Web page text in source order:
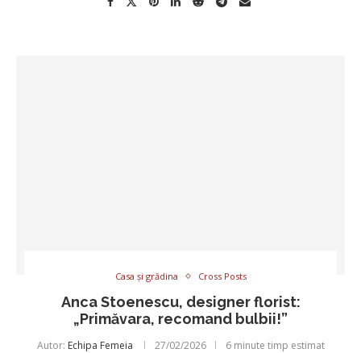
Casa și grădina Cross Posts
Anca Stoenescu, designer florist:
„Primăvara, recomand bulbii!”
Autor: Echipa Femeia 27/02/2026 6 minute timp estimat